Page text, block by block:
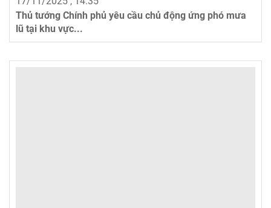
Thủ tướng Chính phủ yêu cầu chủ động ứng phó mưa
lũ tại khu vực...